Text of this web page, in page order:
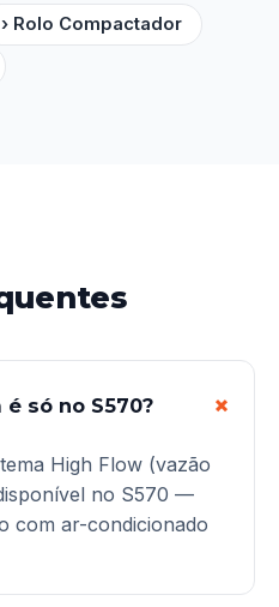
› Rolo Compactador
só no S570?
High Flow (vazão
no S570 —
com ar-condicionado